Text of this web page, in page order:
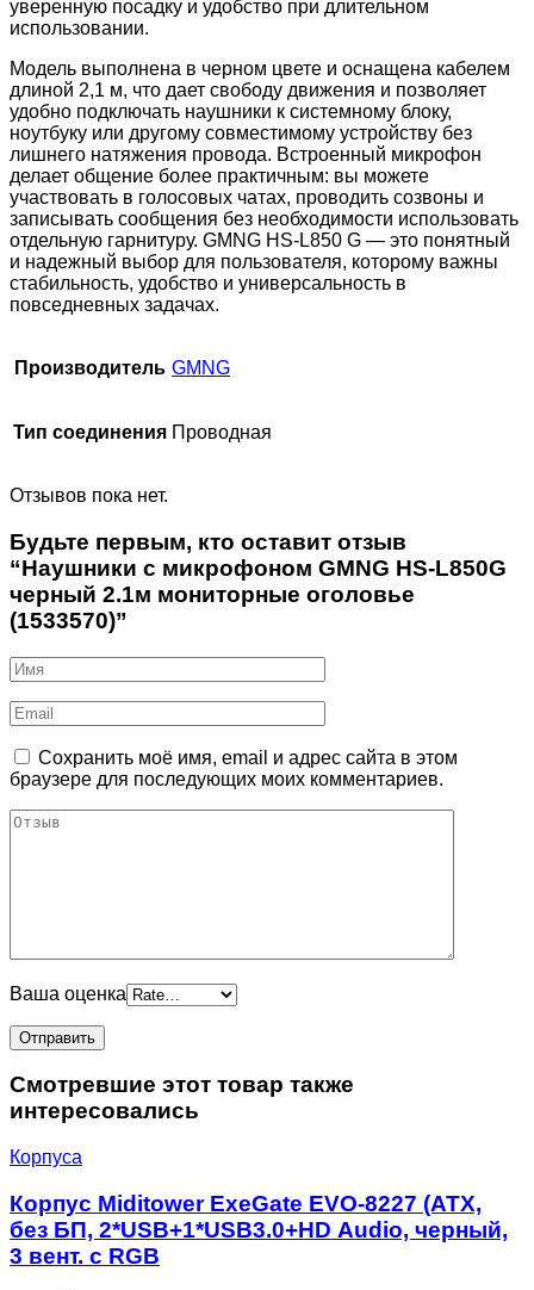
уверенную посадку и удобство при длительном
использовании.
Модель выполнена в черном цвете и оснащена кабелем
длиной 2,1 м, что дает свободу движения и позволяет
удобно подключать наушники к системному блоку,
ноутбуку или другому совместимому устройству без
лишнего натяжения провода. Встроенный микрофон
делает общение более практичным: вы можете
участвовать в голосовых чатах, проводить созвоны и
записывать сообщения без необходимости использовать
отдельную гарнитуру. GMNG HS-L850 G — это понятный
и надежный выбор для пользователя, которому важны
стабильность, удобство и универсальность в
повседневных задачах.
Производитель GMNG
Тип соединения Проводная
Отзывов пока нет.
Будьте первым, кто оставит отзыв
“Наушники с микрофоном GMNG HS-L850G
черный 2.1м мониторные оголовье
(1533570)”
Сохранить моё имя, email и адрес сайта в этом
браузере для последующих моих комментариев.
Ваша оценка
Смотревшие этот товар также
интересовались
Корпуса
Корпус Miditower ExeGate EVO-8227 (ATX,
без БП, 2*USB+1*USB3.0+HD Audio, черный,
3 вент. с RGB